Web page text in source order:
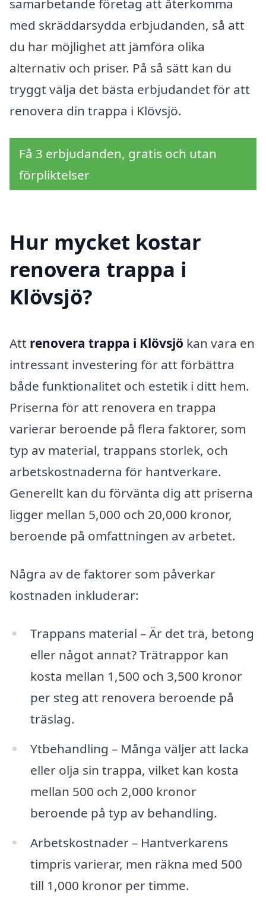
samarbetande företag att återkomma
med skräddarsydda erbjudanden, så att
du har möjlighet att jämföra olika
alternativ och priser. På så sätt kan du
tryggt välja det bästa erbjudandet för att
renovera din trappa i Klövsjö.
Få 3 erbjudanden, gratis och utan
förpliktelser
Hur mycket kostar
renovera trappa i
Klövsjö?
Att renovera trappa i Klövsjö kan vara en
intressant investering för att förbättra
både funktionalitet och estetik i ditt hem.
Priserna för att renovera en trappa
varierar beroende på flera faktorer, som
typ av material, trappans storlek, och
arbetskostnaderna för hantverkare.
Generellt kan du förvänta dig att priserna
ligger mellan 5,000 och 20,000 kronor,
beroende på omfattningen av arbetet.
Några av de faktorer som påverkar
kostnaden inkluderar:
Trappans material – Är det trä, betong
eller något annat? Trätrappor kan
kosta mellan 1,500 och 3,500 kronor
per steg att renovera beroende på
träslag.
Ytbehandling – Många väljer att lacka
eller olja sin trappa, vilket kan kosta
mellan 500 och 2,000 kronor
beroende på typ av behandling.
Arbetskostnader – Hantverkarens
timpris varierar, men räkna med 500
till 1,000 kronor per timme.